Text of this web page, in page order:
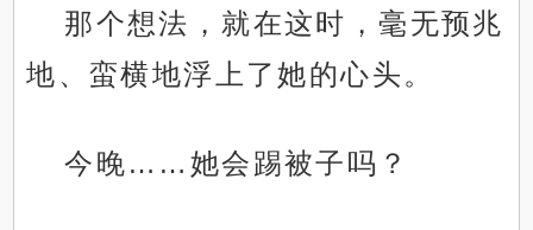
那个想法，就在这时，毫无预兆
地、蛮横地浮上了她的心头。
今晚……她会踢被子吗？